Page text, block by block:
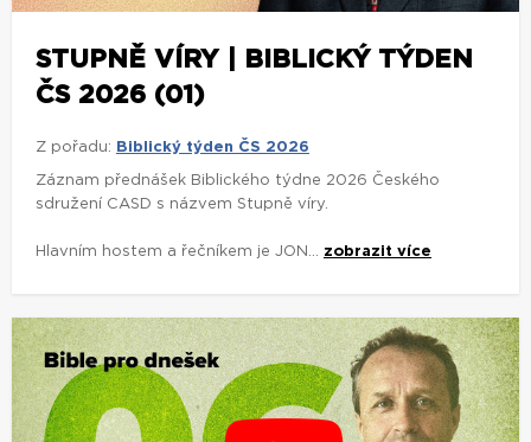
STUPNĚ VÍRY | BIBLICKÝ TÝDEN
ČS 2026 (01)
Z pořadu: Biblický týden ČS 2026
Záznam přednášek Biblického týdne 2026 Českého
sdružení CASD s názvem Stupně víry.
Hlavním hostem a řečníkem je JON... zobrazit více